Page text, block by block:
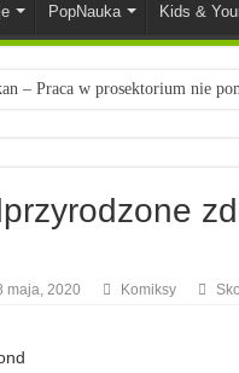
PopNauka Kids &
– Praca w prosektorium nie
komiksowe na 2023
maja, 2020 Komiksy